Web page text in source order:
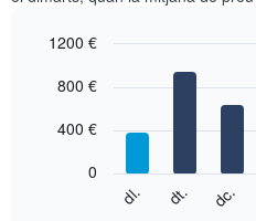
El
eix
chart
bars.
graphic.
dl. dt. dc.
0
400 €
800 €
1200 €